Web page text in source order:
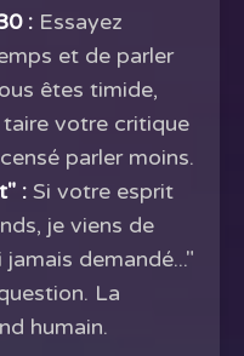
: Essayez
et de parler
êtes timide,
votre critique
parler moins.
: Si votre esprit
je viens de
demandé..."
La
humain.